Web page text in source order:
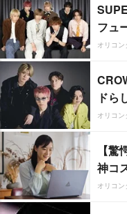
フュ
オリコ
ドら
オリコ
【
神コ
オリコ